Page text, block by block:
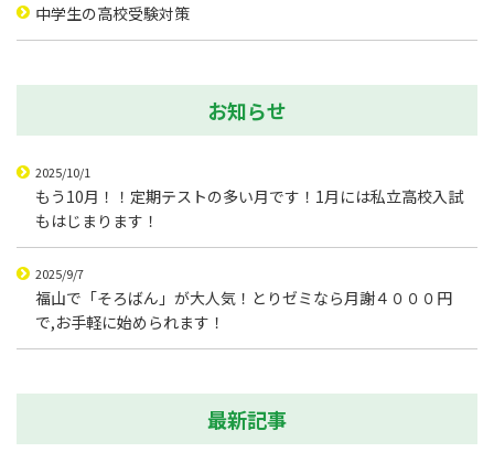
中学生の高校受験対策
お知らせ
2025/10/1
もう10月！！定期テストの多い月です！1月には私立高校入試
もはじまります！
2025/9/7
福山で「そろばん」が大人気！とりゼミなら月謝４０００円
で,お手軽に始められます！
最新記事